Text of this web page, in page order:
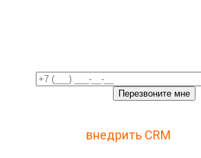
внедрить CRM